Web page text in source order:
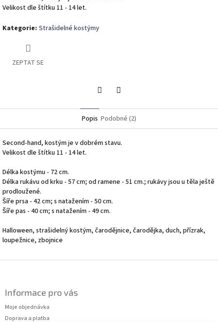
Velikost dle štítku 11 - 14 let.
Kategorie: Strašidelné kostýmy
ZEPTAT SE
Popis Podobné (2)
Second-hand, kostým je v dobrém stavu.
Velikost dle štítku 11 - 14 let.
Délka kostýmu - 72 cm.
Délka rukávu od krku - 57 cm; od ramene - 51 cm.; rukávy jsou u těla ještě
prodloužené.
Šíře prsa - 42 cm; s natažením - 50 cm.
Šíře pas - 40 cm; s natažením - 49 cm.
Halloween, strašidelný kostým, čarodějnice, čarodějka, duch, přízrak,
loupežnice, zbojnice
Informace pro vás
Moje objednávka
Doprava a platba